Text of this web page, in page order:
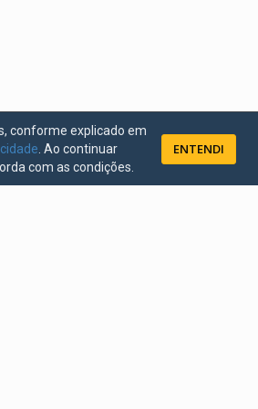
conforme explicado em
. Ao continuar
com as condições.
ENTENDI